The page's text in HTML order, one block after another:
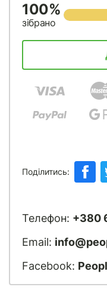
100%
зібрано
Поділитись:
Телефон: +380
Email:
Facebook: